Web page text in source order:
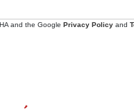
and the Google Privacy Policy and